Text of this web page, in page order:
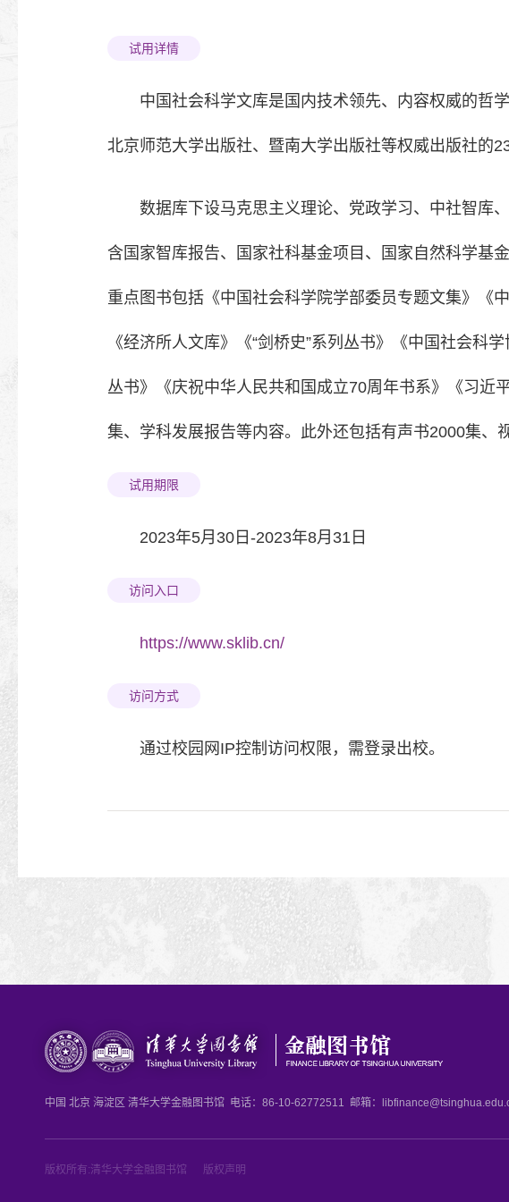
试用详情
中国社会科学文库是国内技术领先、内容权威的哲
北京师范大学出版社、暨南大学出版社等权威出版社的
数据库下设马克思主义理论、党政学习、中社智库
含国家智库报告、国家社科基金项目、国家自然科学基
重点图书包括《中国社会科学院学部委员专题文集》《
《经济所人文库》《“剑桥史”系列丛书》《中国社会科
丛书》《庆祝中华人民共和国成立70周年书系》《习近
集、学科发展报告等内容。此外还包括有声书2000集、
试用期限
2023年5月30日-2023年8月31日
访问入口
https://www.sklib.cn/
访问方式
通过校园网IP控制访问权限，需登录出校。
中国 北京 海淀区 清华大学金融图书馆 电话：86-10-62772511 邮箱：
版权所有:清华大学金融图书馆 版权声明